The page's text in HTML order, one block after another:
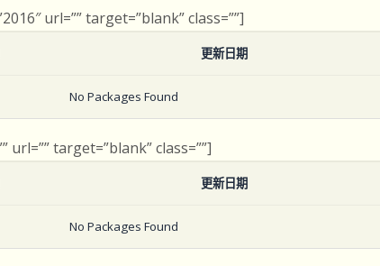
url=”” target=”blank” class=””]
更新日期
No Packages Found
target=”blank” class=””]
更新日期
No Packages Found